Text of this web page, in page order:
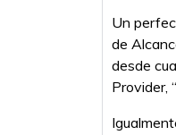
Un
de
desde
Provider,